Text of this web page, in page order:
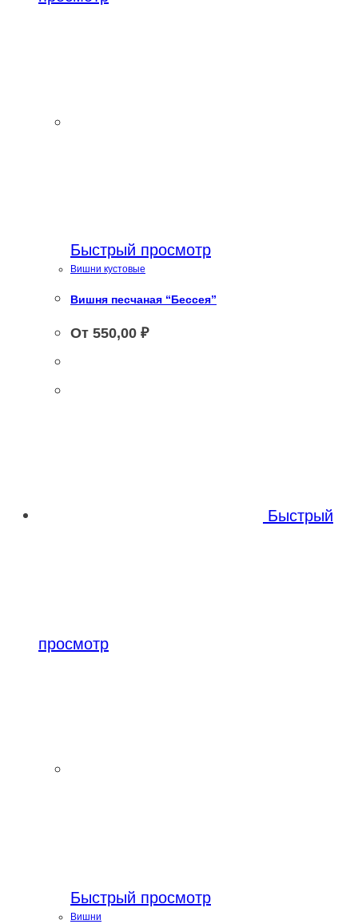
Быстрый просмотр
Вишни кустовые
Вишня песчаная “Бессея”
От 550,00 ₽
Быстрый
просмотр
Быстрый просмотр
Вишни